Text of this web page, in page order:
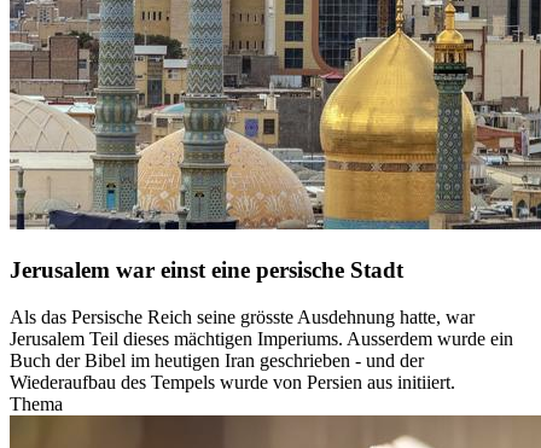
Jerusalem war einst eine persische Stadt
Als das Persische Reich seine grösste Ausdehnung hatte, war
Jerusalem Teil dieses mächtigen Imperiums. Ausserdem wurde ein
Buch der Bibel im heutigen Iran geschrieben - und der
Wiederaufbau des Tempels wurde von Persien aus initiiert.
Thema